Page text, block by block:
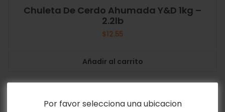
Por favor selecciona una ubicacion
Chuleta De Cerdo Ahumada Y&D 1kg –
2.2lb
$12.55
Añadir al carrito